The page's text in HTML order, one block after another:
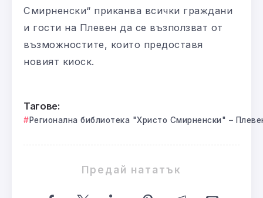
Смирненски“ приканва всички граждани
и гости на Плевен да се възползват от
възможностите, които предоставя
новият киоск.
Тагове:
Регионална библиотека "Христо Смирненски" –
Предай нататък